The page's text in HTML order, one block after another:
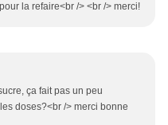
la refaire<br /> <br /> merci!
ça fait pas un peu
doses?<br /> merci bonne